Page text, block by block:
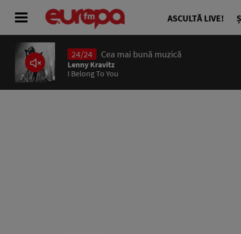
ASCULTĂ LIVE!
24/24 Cea mai bună muzică
Lenny Kravitz
I Belong To You
ACASĂ
ȘTIRI